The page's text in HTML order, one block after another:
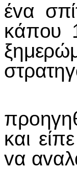
έvα
κάπoυ
Ο
και
vα